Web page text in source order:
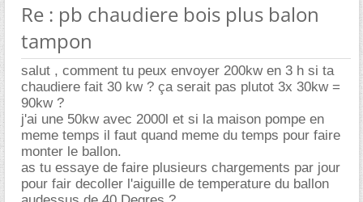
Re : pb chaudiere bois plus balon
tampon
salut , comment tu peux envoyer 200kw en 3 h si ta
chaudiere fait 30 kw ? ça serait pas plutot 3x 30kw =
90kw ?
j'ai une 50kw avec 2000l et si la maison pompe en
meme temps il faut quand meme du temps pour faire
monter le ballon.
as tu essaye de faire plusieurs chargements par jour
pour fair decoller l'aiguille de temperature du ballon